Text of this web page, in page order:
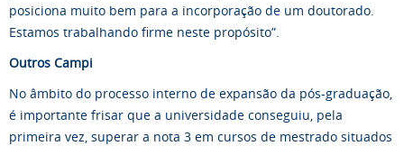
posiciona muito bem para a incorporação de um doutorado.
Estamos trabalhando firme neste propósito”.
Outros Campi
No âmbito do processo interno de expansão da pós-graduação,
é importante frisar que a universidade conseguiu, pela
primeira vez, superar a nota 3 em cursos de mestrado situados